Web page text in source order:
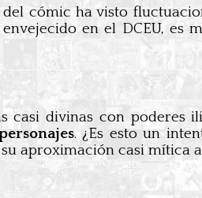
cómic ha visto
en el DCEU, es
divinas con poderes
. ¿Es esto un
aproximación casi mítica